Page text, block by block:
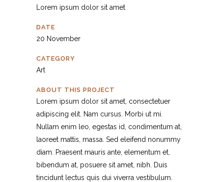
Lorem ipsum dolor sit amet
DATE
20 November
CATEGORY
Art
ABOUT THIS PROJECT
Lorem ipsum dolor sit amet, consectetuer
adipiscing elit. Nam cursus. Morbi ut mi.
Nullam enim leo, egestas id, condimentum at,
laoreet mattis, massa. Sed eleifend nonummy
diam. Praesent mauris ante, elementum et,
bibendum at, posuere sit amet, nibh. Duis
tincidunt lectus quis dui viverra vestibulum.